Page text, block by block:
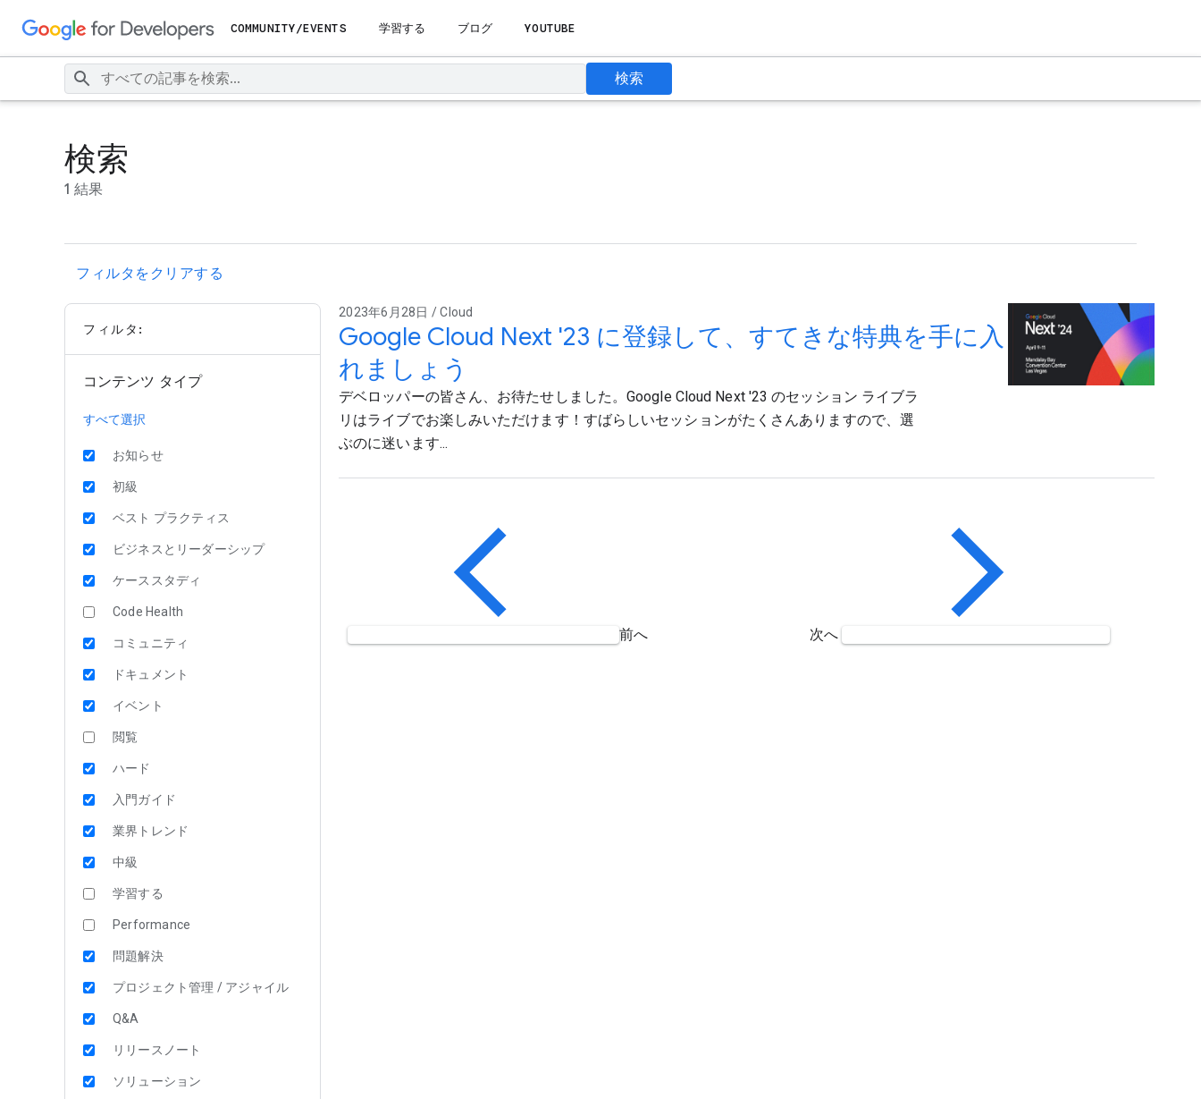
COMMUNITY/EVENTS 学習する ブログ YOUTUBE
検索
検索
1 結果
フィルタをクリアする
フィルタ:
コンテンツ タイプ
すべて選択
お知らせ
初級
ベスト プラクティス
ビジネスとリーダーシップ
ケーススタディ
Code Health
コミュニティ
ドキュメント
イベント
閲覧
ハード
入門ガイド
業界トレンド
中級
学習する
Performance
問題解決
プロジェクト管理 / アジャイル
Q&A
リリースノート
ソリューション
2023年6月28日 / Cloud
Google Cloud Next '23 に登録して、すてきな特典を手に入
れましょう
デベロッパーの皆さん、お待たせしました。Google Cloud Next '23 のセッション ライブラ
リはライブでお楽しみいただけます！すばらしいセッションがたくさんありますので、選
ぶのに迷います...
前へ 次へ